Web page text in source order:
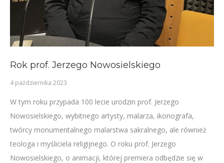
Rok prof. Jerzego Nowosielskiego
4 października 2023
W tym roku przypada 100 lecie urodzin prof. Jerzego
Nowosielskiego, wybitnego artysty, malarza, ikonografa,
twórcy monumentalnego malarstwa sakralnego, ale również
teologa i myśliciela religijnego. O roku prof. Jerzego
Nowosielskiego, o animacji, której premiera odbędzie się w